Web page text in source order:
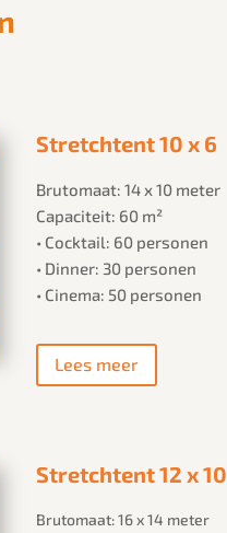
Stretchtent 10 x 6
Brutomaat: 14 x 10 meter
Capaciteit: 60 m²
• Cocktail: 60 personen
• Dinner: 30 personen
• Cinema: 50 personen
Lees meer
Stretchtent 12 x 10
Brutomaat: 16 x 14 meter